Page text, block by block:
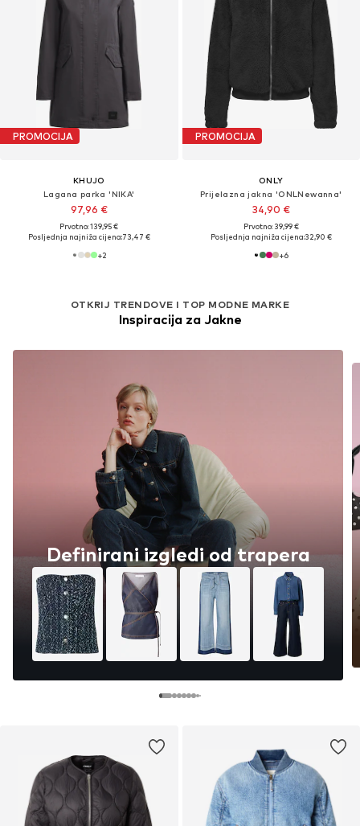
PROMOCIJA
KHUJO
Lagana parka 'NIKA'
97,96 €
Prvotno: 139,95 €
Posljednja najniža cijena:73,47 €
+2
PROMOCIJA
ONLY
Prijelazna jakna 'ONLNewanna'
34,90 €
Prvotno: 39,99 €
Posljednja najniža cijena:32,90 €
+6
OTKRIJ TRENDOVE I TOP MODNE MARKE
Inspiracija za Jakne
Definirani izgledi od trapera